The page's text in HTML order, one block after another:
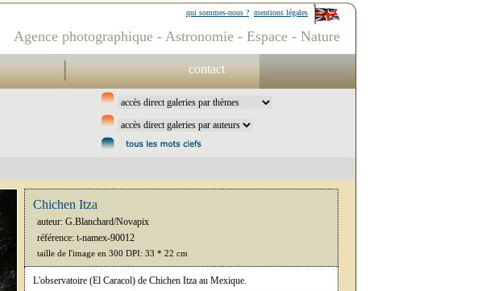
mentions légales
qui sommes-nous ?
Agence photographique - Astronomie - Espace - Nature
contact
Chichen Itza
auteur: G.Blanchard/Novapix
référence: t-namex-90012
taille de l'image en 300 DPI: 33 * 22 cm
L'observatoire (El Caracol) de Chichen Itza au Mexique.